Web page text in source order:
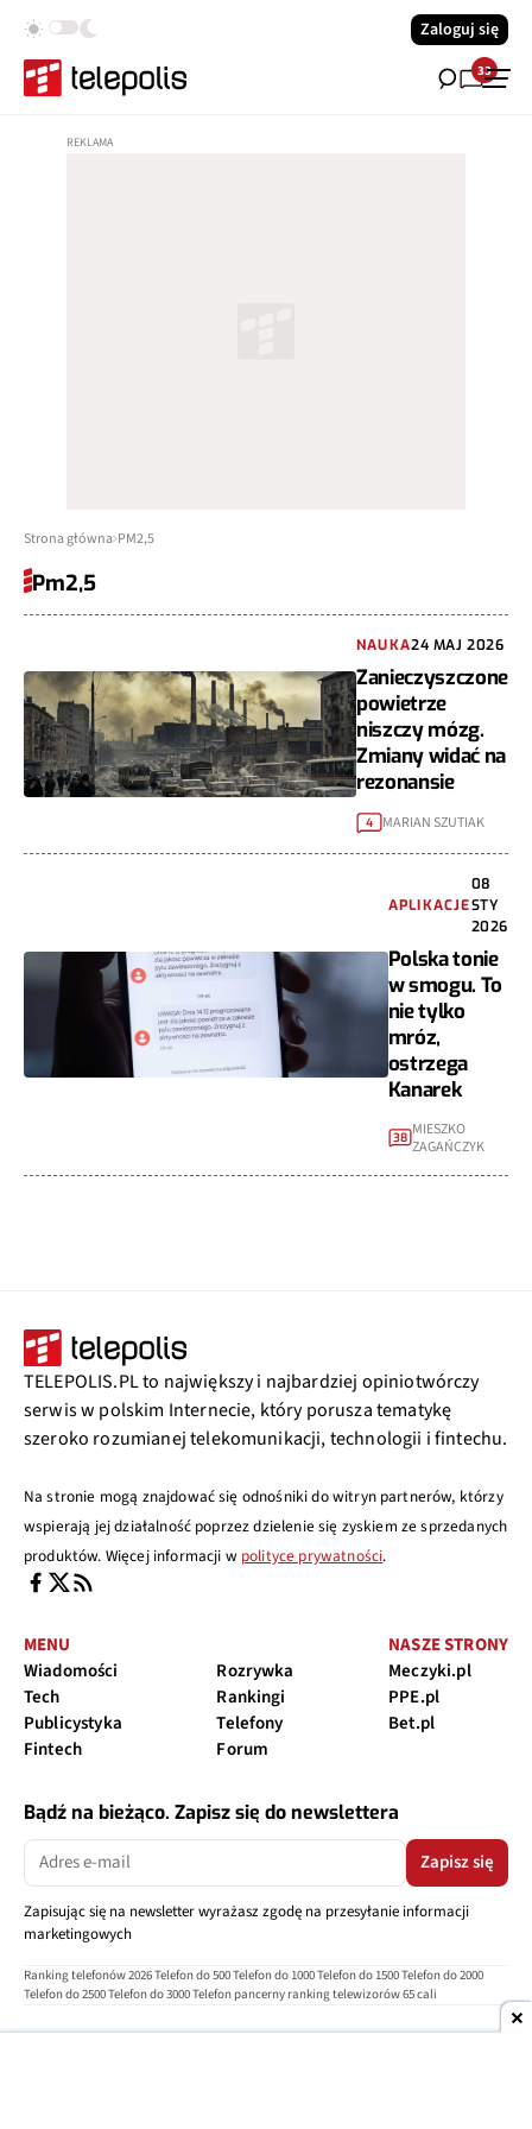
Zaloguj się
33
Strona główna PM2,5
Pm2,5
NAUKA24 MAJ 2026
Zanieczyszczone
powietrze
niszczy mózg.
Zmiany widać na
rezonansie
4 MARIAN SZUTIAK
APLIKACJE
08
STY
2026
Polska tonie
w smogu. To
nie tylko
mróz,
ostrzega
Kanarek
38 MIESZKO
ZAGAŃCZYK
TELEPOLIS.PL to największy i najbardziej opiniotwórczy
serwis w polskim Internecie, który porusza tematykę
szeroko rozumianej telekomunikacji, technologii i fintechu.
Na stronie mogą znajdować się odnośniki do witryn partnerów, którzy
wspierają jej działalność poprzez dzielenie się zyskiem ze sprzedanych
produktów. Więcej informacji w polityce prywatności.
MENU
Wiadomości
Tech
Publicystyka
Fintech
Rozrywka
Rankingi
Telefony
Forum
NASZE STRONY
Meczyki.pl
PPE.pl
Bet.pl
Bądź na bieżąco. Zapisz się do newslettera
Zapisz się
Zapisując się na newsletter wyrażasz zgodę na przesyłanie informacji
marketingowych
Ranking telefonów 2026Telefon do 500Telefon do 1000Telefon do 1500Telefon do 2000
Telefon do 2500Telefon do 3000Telefon pancerny ranking telewizorów 65 cali